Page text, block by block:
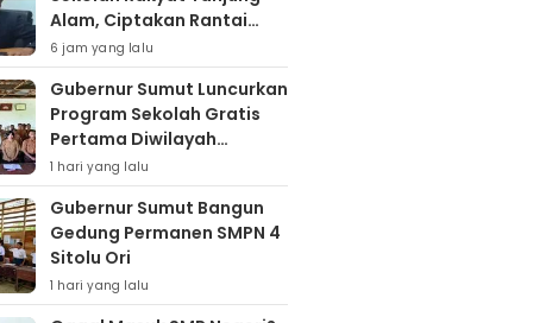
Alam, Ciptakan Rantai
Ekonomi Jangka Panjang
6 jam yang lalu
Gubernur Sumut Luncurkan
Program Sekolah Gratis
Pertama Diwilayah
Kepulauan Nias
1 hari yang lalu
Gubernur Sumut Bangun
Gedung Permanen SMPN 4
Sitolu Ori
1 hari yang lalu